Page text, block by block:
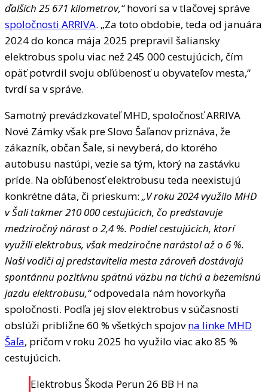
ďalších 25 671 kilometrov,“hovorí sa v tlačovej správe
spoločnosti ARRIVA. „Za toto obdobie, teda od januára
2024 do konca mája 2025 prepravil šaliansky
elektrobus spolu viac než 245 000 cestujúcich, čím
opäť potvrdil svoju obľúbenosť u obyvateľov mesta,“
tvrdí sa v správe.
Samotný prevádzkovateľ MHD, spoločnosť ARRIVA
Nové Zámky však pre Slovo Šaľanov priznáva, že
zákazník, občan Šale, si nevyberá, do ktorého
autobusu nastúpi, vezie sa tým, ktorý na zastávku
príde. Na obľúbenosť elektrobusu teda neexistujú
konkrétne dáta, či prieskum: „V roku 2024 využilo MHD
v Šali takmer 210 000 cestujúcich, čo predstavuje
medziročný nárast o 2,4 %. Podiel cestujúcich, ktorí
využili elektrobus, však medziročne narástol až o 6 %.
Naši vodiči aj predstavitelia mesta zároveň dostávajú
spontánnu pozitívnu spätnú väzbu na tichú a bezemisnú
jazdu elektrobusu,“odpovedala nám hovorkyňa
spoločnosti. Podľa jej slov elektrobus v súčasnosti
obslúži približne 60 % všetkých spojovna linke MHD
Šaľa, pričom v roku 2025 ho využilo viac ako 85 %
cestujúcich.
Elektrobus Škoda Perun 26 BB H na